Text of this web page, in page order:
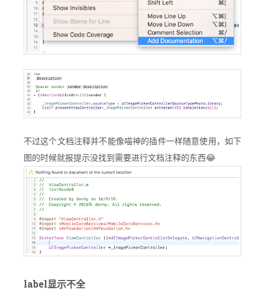
不过这个文档注释并不能像喵神的插件一样随意使用，如下
图的时候就报提示没找到需要进行文档注释的东西😂
label显示不全